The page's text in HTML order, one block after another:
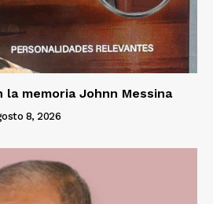
la memoria Johnn Messina
8, 2026